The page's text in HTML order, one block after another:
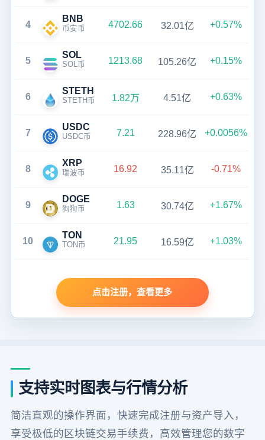
4
BNB
币安币 4702.66 32.01亿 +0.57%
5
SOL
SOL币 1213.68 105.26亿 +0.15%
6
STETH
STETH币 1.82万 4.51亿 +0.63%
7
USDC
USDC币 7.21 228.96亿 +0.0056%
8
XRP
瑞波币 16.92 35.11亿 -0.71%
9
DOGE
狗狗币 1.63 30.74亿 +1.67%
10
TON
TON币 21.95 16.59亿 +1.03%
点击注册，查看更多
支持实时图表与行情分析
简洁直观的操作界面，快速完成注册与资产导入，
享受极低的区块链交易手续费，高效管理您的数字